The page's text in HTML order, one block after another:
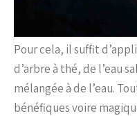
Pour cela, il suffit
d’arbre à thé, de l’eau
mélangée à de l’eau.
bénéfiques voire